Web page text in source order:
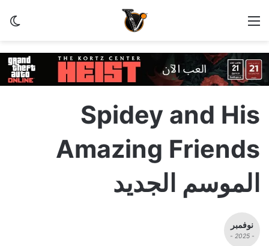
القائمة
Spidey and His
Amazing Friends
الموسم الجديد
نوفمبر
- 2025 -